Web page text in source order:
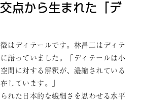
点から生まれた「デ
はディテールです。林昌二はディテ
語っていました。「ディテールは小
間に対する解釈が、濃縮されている
しています。」
れた日本的な繊細さを思わせる水平